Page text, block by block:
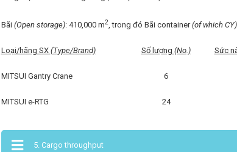
Bãi (Open storage): 410,000 m2, trong đó Bãi container(of which CY)
Loại/hãng SX (Type/Brand) Số lượng (No.) Sức
MITSUI Gantry Crane 6
MITSUI e-RTG 24
5. Cargo throughput